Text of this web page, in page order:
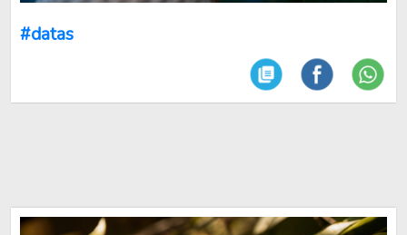
#datas